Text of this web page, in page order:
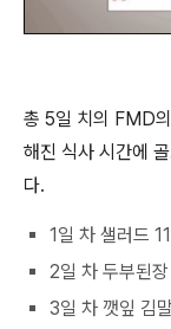
총 5일 치의 FMD
해진 식사 시간에
다.
1일 차 샐러드
2일 차 두부된
3일 차 깻잎 김